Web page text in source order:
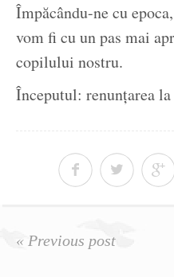
Împăcându-ne cu
vom fi cu un pas mai
copilului nostru.
Începutul: renunțarea
« Previous post